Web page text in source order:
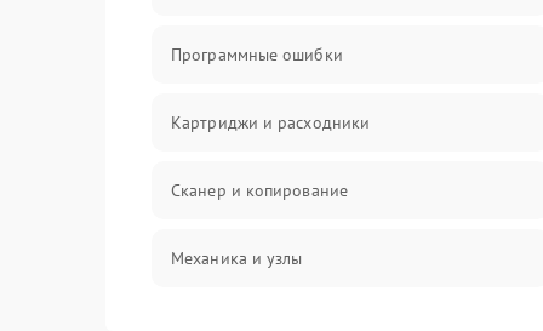
Программные ошибки
Картриджи и расходники
Сканер и копирование
Механика и узлы